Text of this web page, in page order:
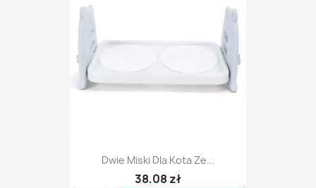
Dwie Miski Dla Kota Ze...
38,08 zł